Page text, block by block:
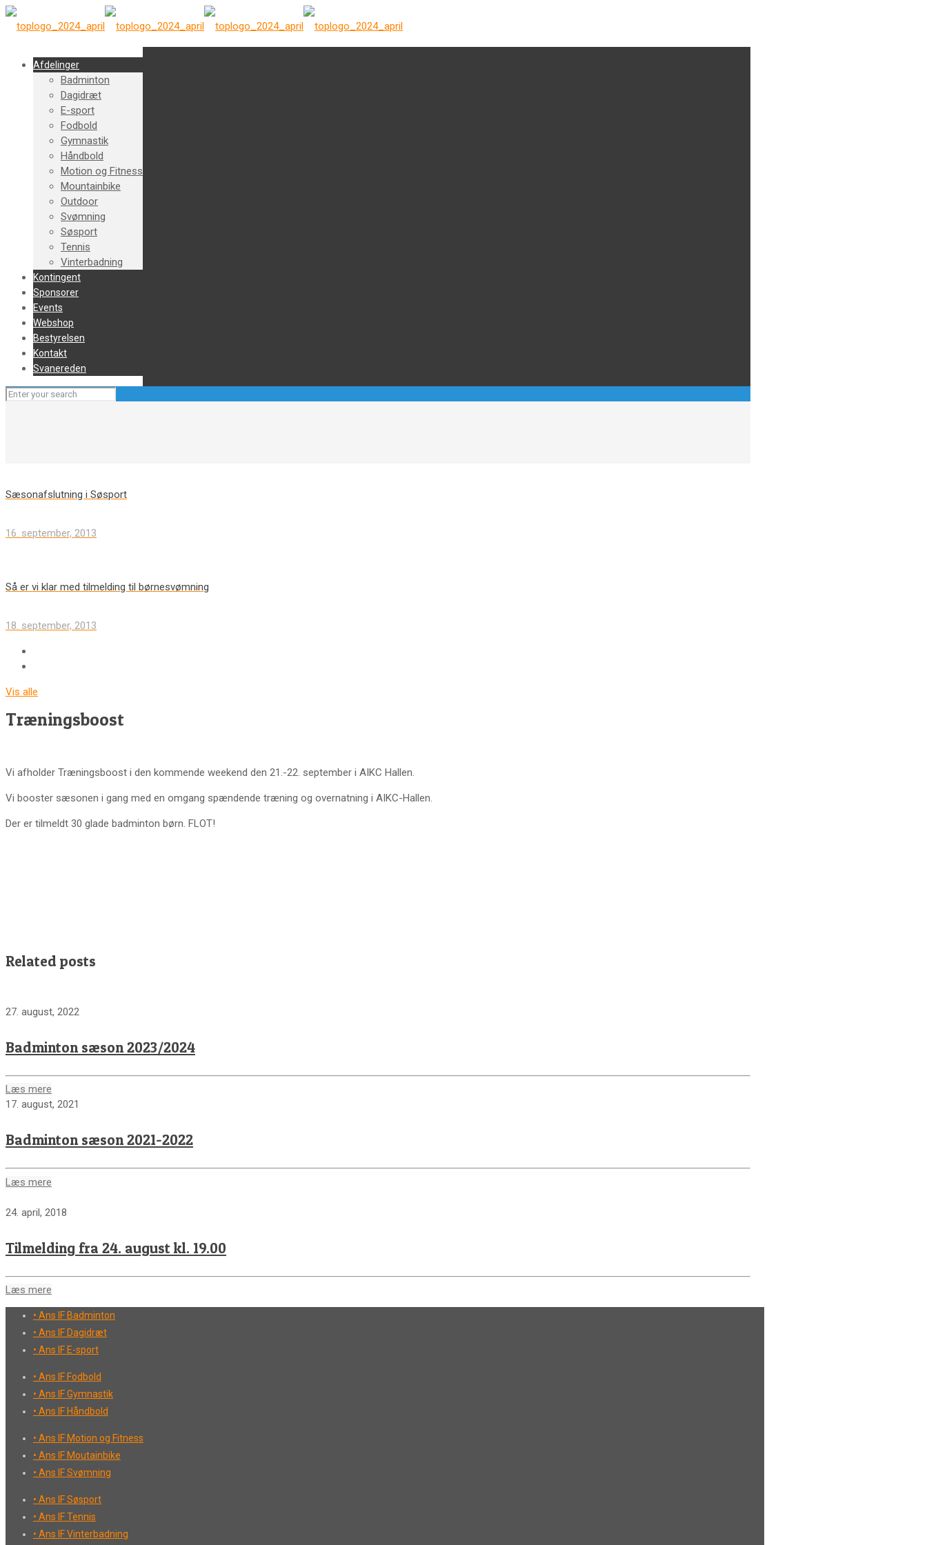
Afdelinger
Badminton
Dagidræt
E-sport
Fodbold
Gymnastik
Håndbold
Motion og Fitness
Mountainbike
Outdoor
Svømning
Søsport
Tennis
Vinterbadning
Kontingent
Sponsorer
Events
Webshop
Bestyrelsen
Kontakt
Svanereden
Sæsonafslutning i Søsport
16. september, 2013
Så er vi klar med tilmelding til børnesvømning
18. september, 2013
Vis alle
Træningsboost
Vi afholder Træningsboost i den kommende weekend den 21.-22. september i AIKC Hallen.
Vi booster sæsonen i gang med en omgang spændende træning og overnatning i AIKC-Hallen.
Der er tilmeldt 30 glade badminton børn. FLOT!
Related posts
27. august, 2022
Badminton sæson 2023/2024
Læs mere
17. august, 2021
Badminton sæson 2021-2022
Læs mere
24. april, 2018
Tilmelding fra 24. august kl. 19.00
Læs mere
• Ans IF Badminton
• Ans IF Dagidræt
• Ans IF E-sport
• Ans IF Fodbold
• Ans IF Gymnastik
• Ans IF Håndbold
• Ans IF Motion og Fitness
• Ans IF Moutainbike
• Ans IF Svømning
• Ans IF Søsport
• Ans IF Tennis
• Ans IF Vinterbadning